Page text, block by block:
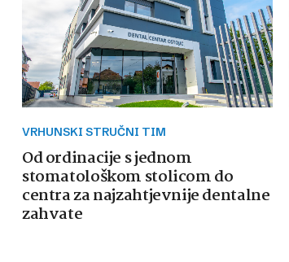
VRHUNSKI STRUČNI TIM
Od ordinacije s jednom
stomatološkom stolicom do
centra za najzahtjevnije dentalne
zahvate